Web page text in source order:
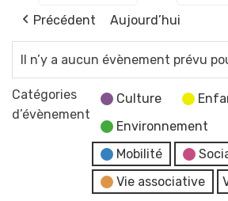
Précédent
Aujourd’hui
Il n’y a aucun évènement prévu
Catégories
d’évènement
Culture
Environnement
Mobilité
Vie associative